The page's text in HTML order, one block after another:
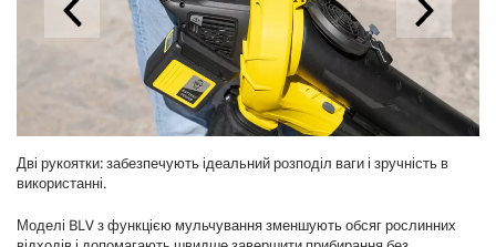
Дві рукоятки: забезпечують ідеальний розподіл ваги і зручність в
використанні.
Моделі BLV з функцією мульчування зменшують обсяг рослинних